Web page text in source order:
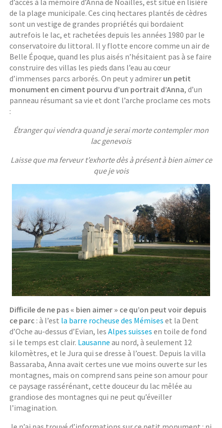
d’accès à la mémoire d’Anna de Noailles, est situé en lisière
de la plage municipale. Ces cinq hectares plantés de cèdres
sont un vestige de grandes propriétés qui bordaient
autrefois le lac, et rachetées depuis les années 1980 par le
conservatoire du littoral. Il y flotte encore comme un air de
Belle Époque, quand les plus aisés n’hésitaient pas à se faire
construire des villas les pieds dans l’eau au cœur
d’immenses parcs arborés. On peut y admirer un petit
monument en ciment pourvu d’un portrait d’Anna, d’un
panneau résumant sa vie et dont l’arche proclame ces mots
:
Étranger qui viendra quand je serai morte contempler mon
lac genevois
Laisse que ma ferveur t’exhorte dès à présent à bien aimer ce
que je vois
Difficile de ne pas « bien aimer » ce qu’on peut voir depuis
ce parc : à l’est la barre rocheuse des Mémises et la Dent
d’Oche au-dessus d’Evian, lesAlpes suisses en toile de fond
si le temps est clair. Lausanne au nord, à seulement 12
kilomètres, et le Jura qui se dresse à l’ouest. Depuis la villa
Bassaraba, Anna avait certes une vue moins ouverte sur les
montagnes, mais on comprend sans peine son amour pour
ce paysage rassérénant, cette douceur du lac mêlée au
grandiose des montagnes qui ne peut qu’éveiller
l’imagination.